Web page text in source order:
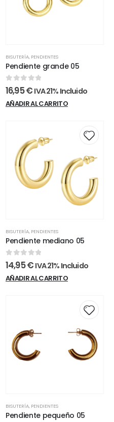
BISUTERÍA, PENDIENTES
Pendiente grande 05
0out of 5
16,95€ IVA 21% Incluido
AÑADIR AL CARRITO
BISUTERÍA, PENDIENTES
Pendiente mediano 05
0 out of 5
14,95€ IVA 21% Incluido
AÑADIR AL CARRITO
BISUTERÍA, PENDIENTES
Pendiente pequeño 05